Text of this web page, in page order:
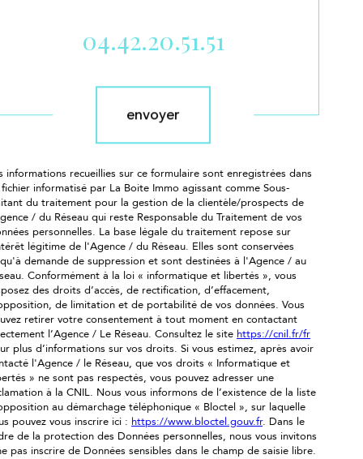
04.42.20.51.51
envoyer
informations recueillies sur ce formulaire sont enregistrées dans
fichier informatisé par La Boite Immo agissant comme Sous-
du traitement pour la gestion de la clientèle/prospects de
/ du Réseau qui reste Responsable du Traitement de vos
personnelles. La base légale du traitement repose sur
légitime de l'Agence / du Réseau. Elles sont conservées
demande de suppression et sont destinées à l'Agence / au
Conformément à la loi « informatique et libertés », vous
des droits d’accès, de rectification, d’effacement,
de limitation et de portabilité de vos données. Vous
retirer votre consentement à tout moment en contactant
l’Agence / Le Réseau. Consultez le site https://cnil.fr/fr
plus d’informations sur vos droits. Si vous estimez, après avoir
l'Agence / le Réseau, que vos droits « Informatique et
» ne sont pas respectés, vous pouvez adresser une
à la CNIL. Nous vous informons de l’existence de la liste
au démarchage téléphonique « Bloctel », sur laquelle
pouvez vous inscrire ici : https://www.bloctel.gouv.fr. Dans le
de la protection des Données personnelles, nous vous invitons
pas inscrire de Données sensibles dans le champ de saisie libre.